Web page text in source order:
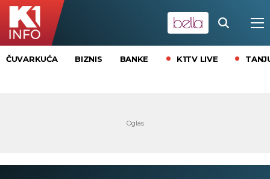
ČUVARKUĆA BIZNIS BANKE K1TV LIVE